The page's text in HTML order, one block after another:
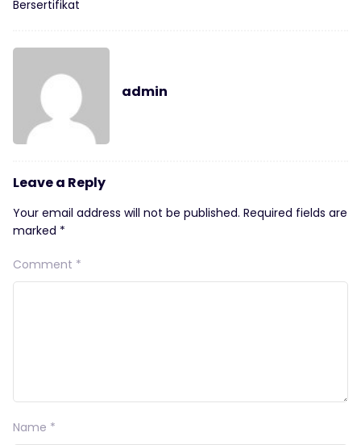
Bersertifikat
admin
Leave a Reply
Your email address will not be published. Required fields are
marked *
Comment *
Name *